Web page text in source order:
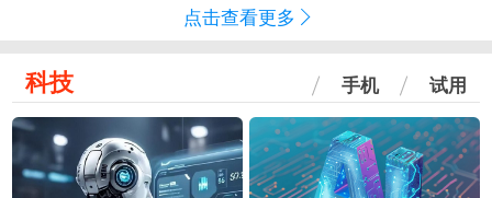
点击查看更多
科技 手机 试用